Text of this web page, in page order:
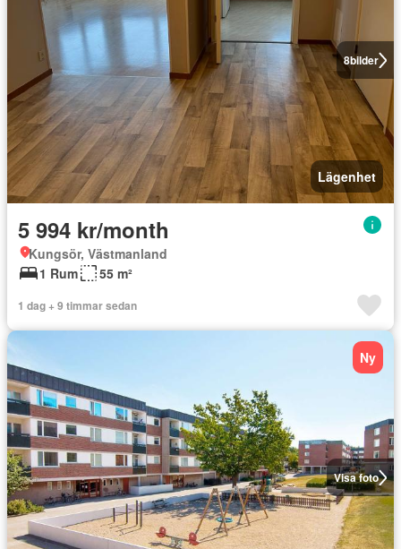
8bilder
Lägenhet
5 994 kr/month
Kungsör, Västmanland
1 Rum
55 m²
1 dag + 9 timmar sedan
Visa foto
Ny